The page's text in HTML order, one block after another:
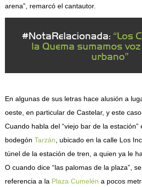
arena”, remarcó el cantautor.
#NotaRelacionada: “Los
la Quema sumamos
urbano”
En algunas de sus letras hace alusión a
oeste, en particular de Castelar, y este
Cuando habla del “viejo bar de la estación”
bodegón Tarzán , ubicado en la calle Los
túnel de la estación de tren, a quien ya le
O cuando dice “las palomas de la plaza”,
referencia a la Plaza Cumelén a pocos